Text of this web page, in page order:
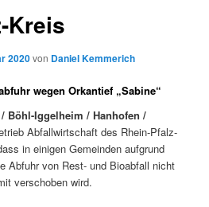
Kreis
2020von Daniel Kemmerich
wegen Orkantief „Sabine“
Böhl-Iggelheim / Hanhofen /
Abfallwirtschaft des Rhein-Pfalz-
in einigen Gemeinden aufgrund
Abfuhr von Rest- und Bioabfall nicht
verschoben wird.